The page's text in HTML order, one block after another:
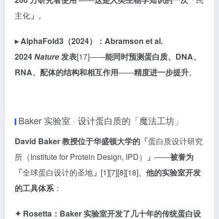
主化 」 。
▸ AlphaFold3（2024）： Abramson et al.
2024Nature发表[17]——能同时预测蛋白质、DNA、
RNA、配体的结构和相互作用——精度进一步提升。
Baker 实验室 · 设计蛋白质的「魔法工坊」
David Baker 教授位于华盛顿大学的「蛋白质设计研究
所（Institute for Protein Design, IPD）
」 ——被誉为
「全球蛋白设计的圣地 」 [1][7][8][18]。 他的实验室开发
的工具体系：
✦ Rosetta： Baker 实验室开发了几十年的传统蛋白设